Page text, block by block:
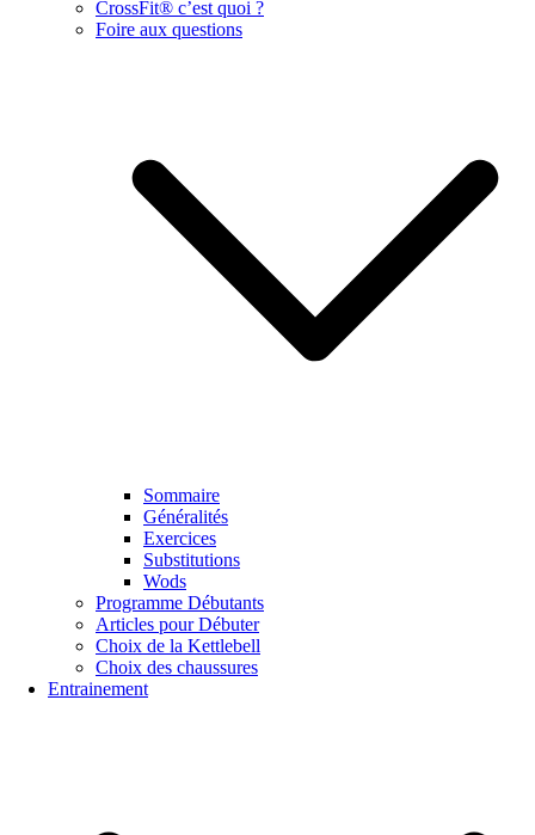
CrossFit® c’est quoi ?
Foire aux questions
Sommaire
Généralités
Exercices
Substitutions
Wods
Programme Débutants
Articles pour Débuter
Choix de la Kettlebell
Choix des chaussures
Entrainement